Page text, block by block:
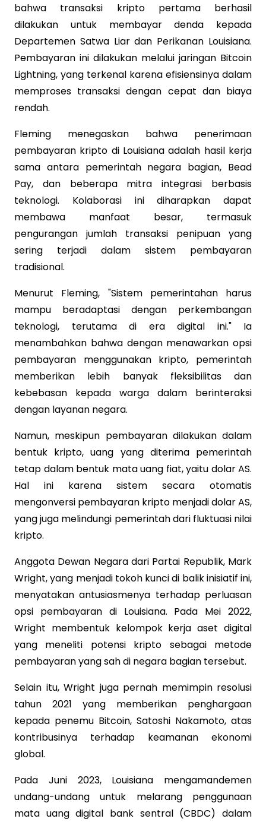
bahwa transaksi kripto pertama berhasil
dilakukan untuk membayar denda kepada
Departemen Satwa Liar dan Perikanan Louisiana.
Pembayaran ini dilakukan melalui jaringan Bitcoin
Lightning, yang terkenal karena efisiensinya dalam
memproses transaksi dengan cepat dan biaya
rendah.
Fleming menegaskan bahwa penerimaan
pembayaran kripto di Louisiana adalah hasil kerja
sama antara pemerintah negara bagian, Bead
Pay, dan beberapa mitra integrasi berbasis
teknologi. Kolaborasi ini diharapkan dapat
membawa manfaat besar, termasuk
pengurangan jumlah transaksi penipuan yang
sering terjadi dalam sistem pembayaran
tradisional.
Menurut Fleming, "Sistem pemerintahan harus
mampu beradaptasi dengan perkembangan
teknologi, terutama di era digital ini." Ia
menambahkan bahwa dengan menawarkan opsi
pembayaran menggunakan kripto, pemerintah
memberikan lebih banyak fleksibilitas dan
kebebasan kepada warga dalam berinteraksi
dengan layanan negara.
Namun, meskipun pembayaran dilakukan dalam
bentuk kripto, uang yang diterima pemerintah
tetap dalam bentuk mata uang fiat, yaitu dolar AS.
Hal ini karena sistem secara otomatis
mengonversi pembayaran kripto menjadi dolar AS,
yang juga melindungi pemerintah dari fluktuasi nilai
kripto.
Anggota Dewan Negara dari Partai Republik, Mark
Wright, yang menjadi tokoh kunci di balik inisiatif ini,
menyatakan antusiasmenya terhadap perluasan
opsi pembayaran di Louisiana. Pada Mei 2022,
Wright membentuk kelompok kerja aset digital
yang meneliti potensi kripto sebagai metode
pembayaran yang sah di negara bagian tersebut.
Selain itu, Wright juga pernah memimpin resolusi
tahun 2021 yang memberikan penghargaan
kepada penemu Bitcoin, Satoshi Nakamoto, atas
kontribusinya terhadap keamanan ekonomi
global.
Pada Juni 2023, Louisiana mengamandemen
undang-undang untuk melarang penggunaan
mata uang digital bank sentral (CBDC) dalam